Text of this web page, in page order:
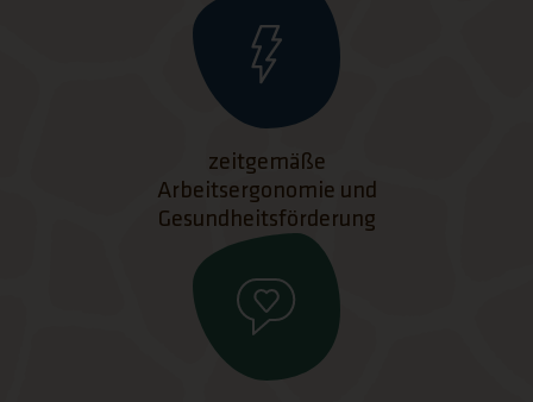
zeitgemäße
Arbeitsergonomie und
Gesundheitsförderung